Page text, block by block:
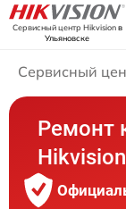
Сервисный центр Hikvisionв
Ульяновске
Сервисный
Ремонт